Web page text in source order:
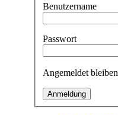
Benutzername
Passwort
Angemeldet bleiben